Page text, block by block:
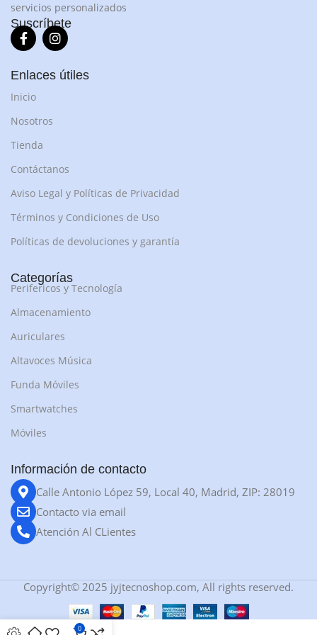
servicios personalizados
Suscríbete
Enlaces útiles
Inicio
Nosotros
Tienda
Contáctanos
Aviso Legal y Políticas de Privacidad
Términos y Condiciones de Uso
Políticas de devoluciones y garantía
Categorías
Perifericos y Tecnología
Almacenamiento
Auriculares
Altavoces Música
Funda Móviles
Smartwatches
Móviles
Información de contacto
Calle Antonio López 59, Local 40, Madrid, ZIP: 28019
Contacto via email
Atención Al CLientes
Copyright© 2025 jyjtecnoshop.com, All rights reserved.
0